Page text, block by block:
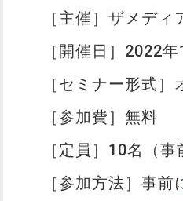
［主催］ザメデ
［開催日］2022
［セミナー形式］
［参加費］無料
［定員］10名（事
［参加方法］事前